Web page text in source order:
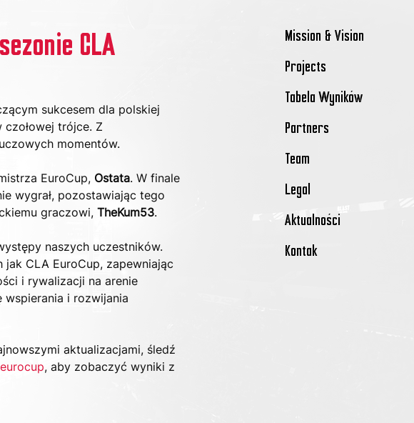
Mission & Vision
Projects
Tabela Wyników
Partners
Team
Legal
Aktualności
Kontak
CLA
sukcesem dla polskiej
trójce. Z
momentów.
EuroCup, Ostata. W finale
wygrał, pozostawiając tego
graczowi, TheKum53.
naszych uczestników.
CLA EuroCup, zapewniając
i rywalizacji na arenie
wspierania i rozwijania
aktualizacjami, śledź
, aby zobaczyć wyniki z